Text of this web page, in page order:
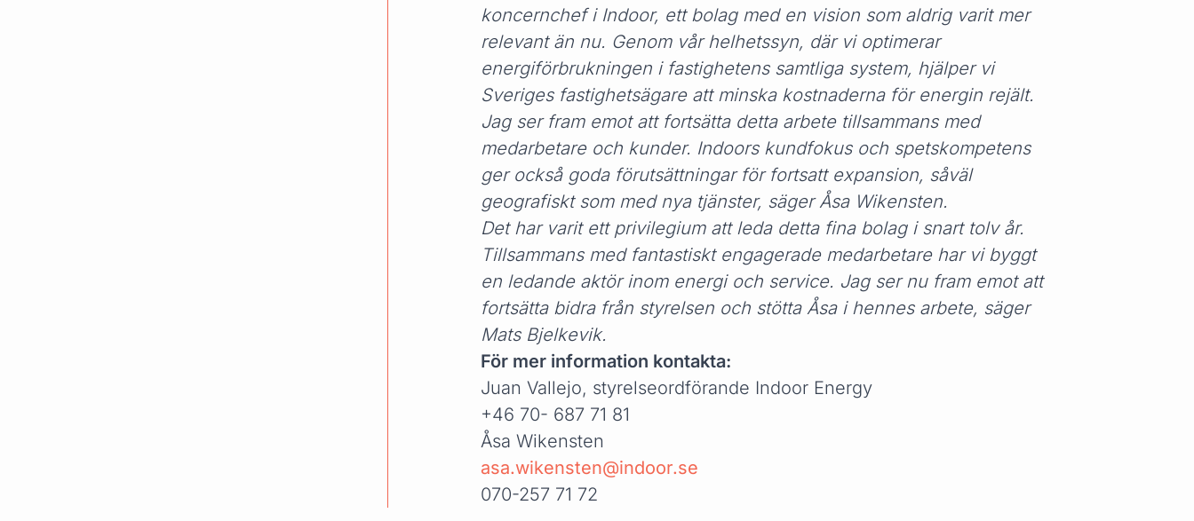
koncernchef i Indoor, ett bolag med en vision som aldrig varit mer
relevant än nu. Genom vår helhetssyn, där vi optimerar
energiförbrukningen i fastighetens samtliga system, hjälper vi
Sveriges fastighetsägare att minska kostnaderna för energin rejält.
Jag ser fram emot att fortsätta detta arbete tillsammans med
medarbetare och kunder. Indoors kundfokus och spetskompetens
ger också goda förutsättningar för fortsatt expansion, såväl
geografiskt som med nya tjänster, säger Åsa Wikensten.
Det har varit ett privilegium att leda detta fina bolag i snart tolv år.
Tillsammans med fantastiskt engagerade medarbetare har vi byggt
en ledande aktör inom energi och service. Jag ser nu fram emot att
fortsätta bidra från styrelsen och stötta Åsa i hennes arbete, säger
Mats Bjelkevik.
För mer information kontakta:
Juan Vallejo, styrelseordförande Indoor Energy
+46 70- 687 71 81
Åsa Wikensten
asa.wikensten@indoor.se
070-257 71 72